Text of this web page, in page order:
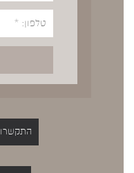
התקשרו עכשיו